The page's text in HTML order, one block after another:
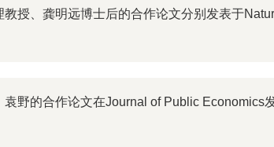
授、龚明远博士后的合作论文分别发表于
袁野的合作论文在Journal of Public Economics